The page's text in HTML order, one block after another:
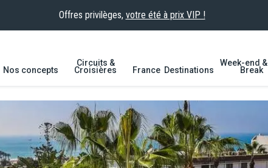
Offres privilèges, votre été à prix VIP !
Nos concepts
Circuits &
Croisières France Destinations
Week-end
Break